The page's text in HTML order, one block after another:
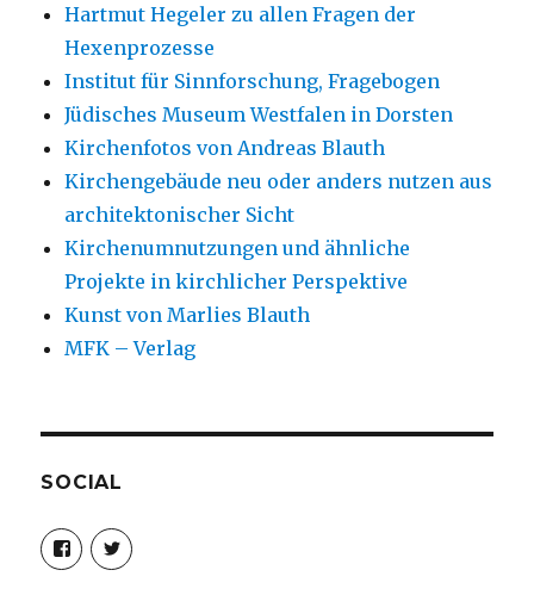
Hartmut Hegeler zu allen Fragen der
Hexenprozesse
Institut für Sinnforschung, Fragebogen
Jüdisches Museum Westfalen in Dorsten
Kirchenfotos von Andreas Blauth
Kirchengebäude neu oder anders nutzen aus
architektonischer Sicht
Kirchenumnutzungen und ähnliche
Projekte in kirchlicher Perspektive
Kunst von Marlies Blauth
MFK – Verlag
SOCIAL
Profil
von
christoph.fleischer1
Profil
von
ChristophFl